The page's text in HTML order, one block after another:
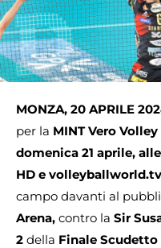
MONZA, 20 APRILE
per la MINT Vero
domenica 21 aprile,
HD e
campo davanti al
Arena, contro la Sir
2 della Finale Scudetto